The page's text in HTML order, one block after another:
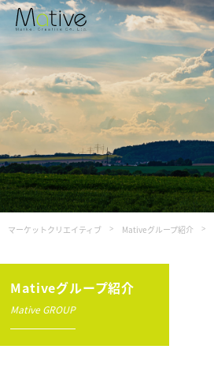
マーケットクリエイティブ Mativeグループ紹介
Mativeグループ紹介
Mative GROUP